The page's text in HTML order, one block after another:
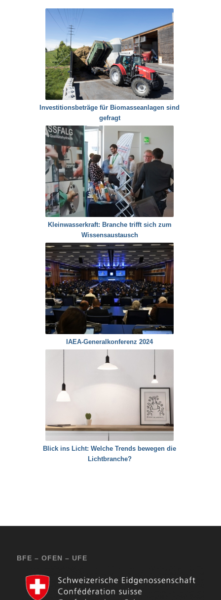
Investitionsbeträge für Biomasseanlagen sind
gefragt
Kleinwasserkraft: Branche trifft sich zum
Wissensaustausch
IAEA-Generalkonferenz 2024
Blick ins Licht: Welche Trends bewegen die
Lichtbranche?
BFE – OFEN – UFE